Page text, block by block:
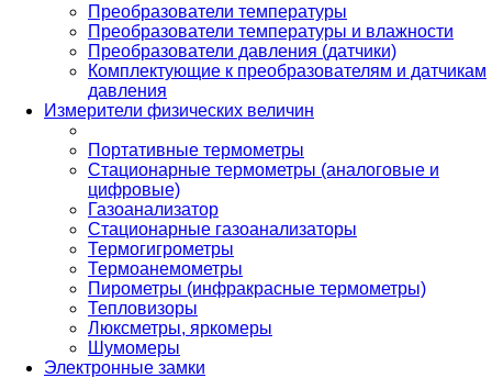
Преобразователи температуры
Преобразователи температуры и влажности
Преобразователи давления (датчики)
Комплектующие к преобразователям и датчикам
давления
Измерители физических величин
Портативные термометры
Стационарные термометры (аналоговые и
цифровые)
Газоанализатор
Стационарные газоанализаторы
Термогигрометры
Термоанемометры
Пирометры (инфракрасные термометры)
Тепловизоры
Люксметры, яркомеры
Шумомеры
Электронные замки